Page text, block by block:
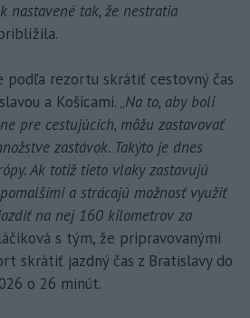
nastavené tak, že nestratia
podľa rezortu skrátiť cestovný čas
a Košicami. „Na to, aby boli
pre cestujúcich, môžu zastavovať
zastávok. Takýto je dnes
Ak totiž tieto vlaky zastavujú
a strácajú možnosť využiť
na nej 160 kilometrov za
s tým, že pripravovanými
skrátiť jazdný čas z Bratislavy do
o 26 minút.